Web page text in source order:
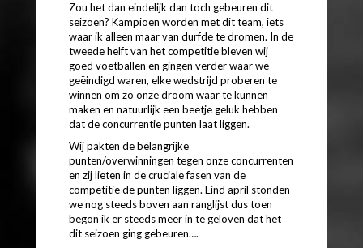
Zou het dan eindelijk dan toch gebeuren dit
seizoen? Kampioen worden met dit team, iets
waar ik alleen maar van durfde te dromen. In de
tweede helft van het competitie bleven wij
goed voetballen en gingen verder waar we
geëindigd waren, elke wedstrijd proberen te
winnen om zo onze droom waar te kunnen
maken en natuurlijk een beetje geluk hebben
dat de concurrentie punten laat liggen.
Wij pakten de belangrijke
punten/overwinningen tegen onze concurrenten
en zij lieten in de cruciale fasen van de
competitie de punten liggen. Eind april stonden
we nog steeds boven aan ranglijst dus toen
begon ik er steeds meer in te geloven dat het
dit seizoen ging gebeuren….